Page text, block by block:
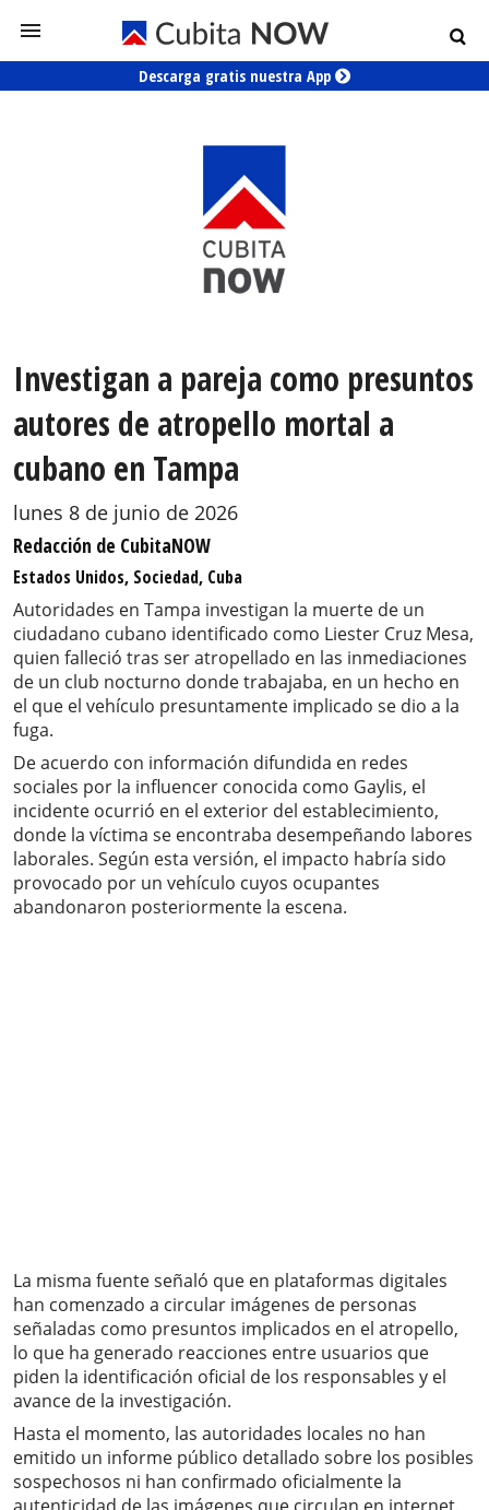
Descarga gratis nuestra App
Investigan a pareja como presuntos
autores de atropello mortal a
cubano en Tampa
lunes 8 de junio de 2026
Redacción de CubitaNOW
Estados Unidos, Sociedad, Cuba
Autoridades en Tampa investigan la muerte de un
ciudadano cubano identificado como Liester Cruz Mesa,
quien falleció tras ser atropellado en las inmediaciones
de un club nocturno donde trabajaba, en un hecho en
el que el vehículo presuntamente implicado se dio a la
fuga.
De acuerdo con información difundida en redes
sociales por la influencer conocida como Gaylis, el
incidente ocurrió en el exterior del establecimiento,
donde la víctima se encontraba desempeñando labores
laborales. Según esta versión, el impacto habría sido
provocado por un vehículo cuyos ocupantes
abandonaron posteriormente la escena.
La misma fuente señaló que en plataformas digitales
han comenzado a circular imágenes de personas
señaladas como presuntos implicados en el atropello,
lo que ha generado reacciones entre usuarios que
piden la identificación oficial de los responsables y el
avance de la investigación.
Hasta el momento, las autoridades locales no han
emitido un informe público detallado sobre los posibles
sospechosos ni han confirmado oficialmente la